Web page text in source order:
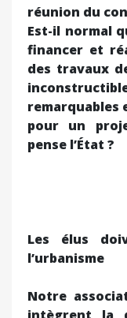
réunion du
Est-il normal
financer et
des travaux
remarquables
pour un
pense l’État ?
Les élus
l’urbanisme
Notre
intègrent la